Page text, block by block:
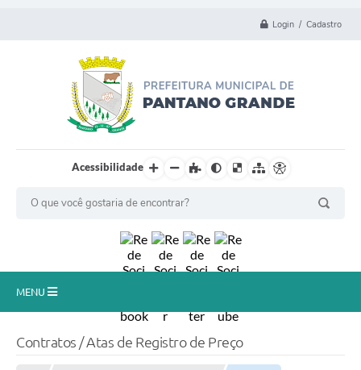
Login / Cadastro
Acessibilidade
MENU
Contratos / Atas de Registro de Preço